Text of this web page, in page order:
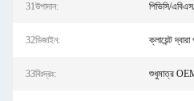
31উপাদান: পিভিসি/
32ডিজাইন: ক্লায়েন্ট
33বিঃদ্রঃ: শুধুমাত্র